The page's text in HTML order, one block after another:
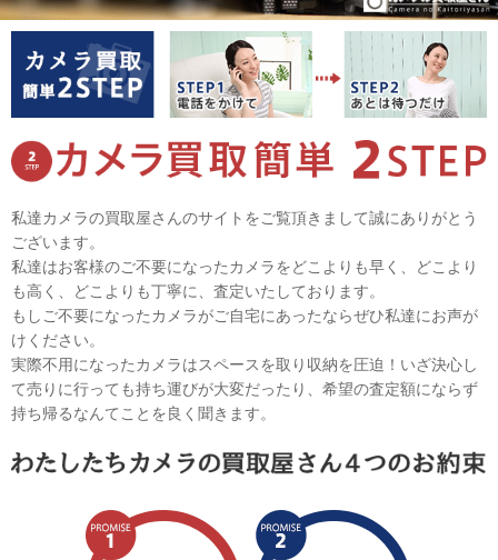
私達カメラの買取屋さんのサイトをご覧頂きまして誠にありがとう
ございます。
私達はお客様のご不要になったカメラをどこよりも早く、どこより
も高く、どこよりも丁寧に、査定いたしております。
もしご不要になったカメラがご自宅にあったならぜひ私達にお声が
けください。
実際不用になったカメラはスペースを取り収納を圧迫！いざ決心し
て売りに行っても持ち運びが大変だったり、希望の査定額にならず
持ち帰るなんてことを良く聞きます。